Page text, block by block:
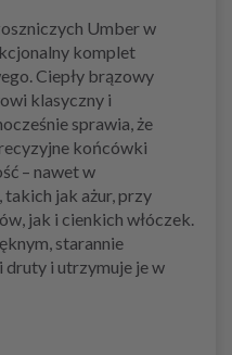
Umber w
komplet
Ciepły brązowy
klasyczny i
sprawia, że
końcówki
– nawet w
takich jak ażur, przy
jak i cienkich włóczek.
starannie
i utrzymuje je w